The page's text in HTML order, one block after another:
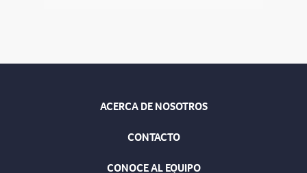
ACERCA DE NOSOTROS
CONTACTO
CONOCE AL EQUIPO